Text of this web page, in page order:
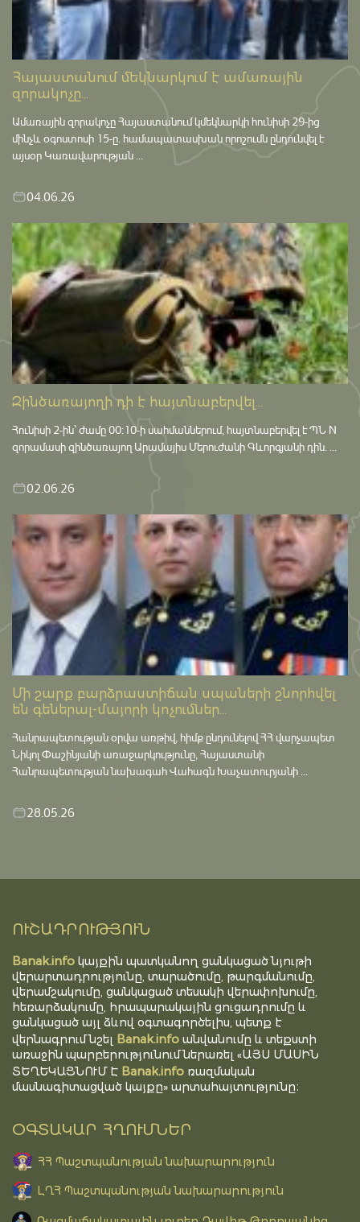
Հայաստանում մեկնարկում է ամառային
զորակոչը...
Ամառային զորակոչը Հայաստանում կմեկնարկի հունիսի 29-ից
մինչև օգոստոսի 15-ը․ համապատասխան որոշումն ընդունվել է
այսօր Կառավարության ...
04.06.26
Զինծառայողի դի է հայտնաբերվել...
Հունիսի 2-ին՝ ժամը 00:10-ի սահմաններում, հայտնաբերվել է ՊՆ N
զորամասի զինծառայող Արամայիս Մերուժանի Գևորգյանի դին. ...
02.06.26
Մի շարք բարձրաստիճան սպաների շնորհվել
են գեներալ-մայորի կոչումներ...
Հանրապետության օրվա առթիվ, հիմք ընդունելով ՀՀ վարչապետ
Նիկոլ Փաշինյանի առաջարկությունը, Հայաստանի
Հանրապետության նախագահ Վահագն Խաչատուրյանի ...
28.05.26
ՈՒՇԱԴՐՈՒԹՅՈՒՆ
Banak.info կայքին պատկանող ցանկացած նյութի
վերարտադրությունը, տարածումը, թարգմանումը,
վերամշակումը, ցանկացած տեսակի վերափոխումը,
հեռարձակումը, հրապարակային ցուցադրումը և
ցանկացած այլ ձևով օգտագործելիս, պետք է
վերնագրում նշել Banak.info անվանումը և տեքստի
առաջին պարբերությունում ներառել «ԱՅՍ ՄԱՍԻՆ
ՏԵՂԵԿԱՑՆՈՒՄ Է Banak.info ռազմական
մասնագիտացված կայքը» արտահայտությունը։
ՕԳՏԱԿԱՐ ՀՂՈՒՄՆԵՐ
ՀՀ Պաշտպանության նախարարություն
ԼՂՀ Պաշտպանության նախարարություն